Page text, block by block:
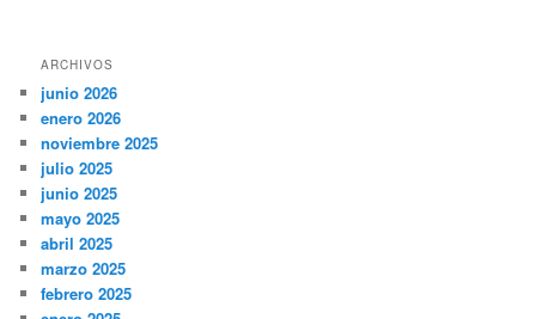
ARCHIVOS
junio 2026
enero 2026
noviembre 2025
julio 2025
junio 2025
mayo 2025
abril 2025
marzo 2025
febrero 2025